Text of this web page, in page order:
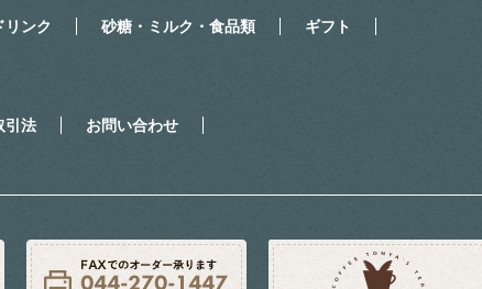
リンク 砂糖・ミルク・食品類 ギフト
引法 お問い合わせ